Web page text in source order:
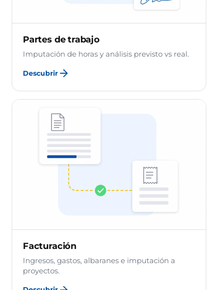
Partes de trabajo
Imputación de horas y análisis previsto vs real.
Descubrir
Facturación
Ingresos, gastos, albaranes e imputación a
proyectos.